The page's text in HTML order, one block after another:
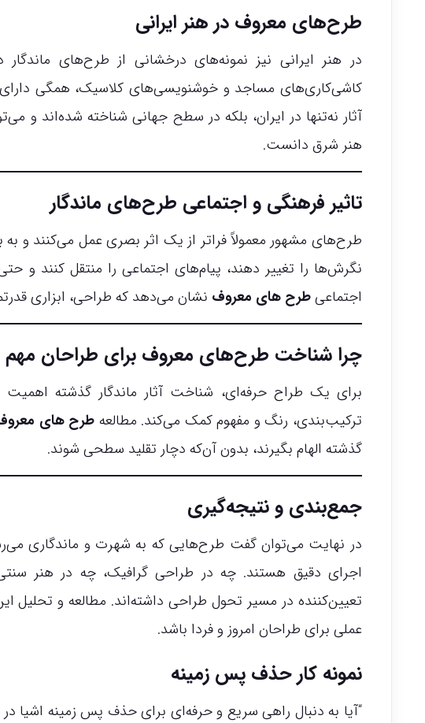
طرح‌های معروف در هنر ایرانی
در هنر ایرانی نیز نمونه‌های درخشانی از طرح‌های
کاشی‌کاری‌های مساجد و خوشنویسی‌های کلاسیک، همگی
آثار نه‌تنها در ایران، بلکه در سطح جهانی شناخته شده‌اند و
هنر شرق دانست.
تاثیر فرهنگی و اجتماعی طرح‌های ماندگار
طرح‌های مشهور معمولاً فراتر از یک اثر بصری عمل می‌کنند و
نگرش‌ها را تغییر دهند، پیام‌های اجتماعی را منتقل کنند و
اجتماعیطرح های معروف نشان می‌دهد که طراحی، ابزاری
چرا شناخت طرح‌های معروف برای طراحان
برای یک طراح حرفه‌ای، شناخت آثار ماندگار گذشته
ترکیب‌بندی، رنگ و مفهوم کمک می‌کند. مطالعه طرح های
گذشته الهام بگیرند، بدون آن‌که دچار تقلید سطحی شوند.
جمع‌بندی و نتیجه‌گیری
در نهایت می‌توان گفت طرح‌هایی که به شهرت و ماندگاری
اجرای دقیق هستند. چه در طراحی گرافیک، چه در هنر
تعیین‌کننده در مسیر تحول طراحی داشته‌اند. مطالعه و تحلیل
عملی برای طراحان امروز و فردا باشد.
نمونه کار حذف پس زمینه
“آیا به دنبال راهی سریع و حرفه‌ای برای حذف پس زمینه اشیا